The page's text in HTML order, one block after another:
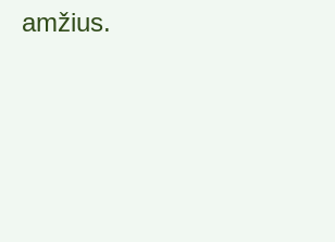
amžius.